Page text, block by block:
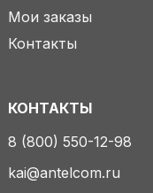
Мои заказы
Контакты
КОНТАКТЫ
8 (800) 550-12-98
kai@antelcom.ru